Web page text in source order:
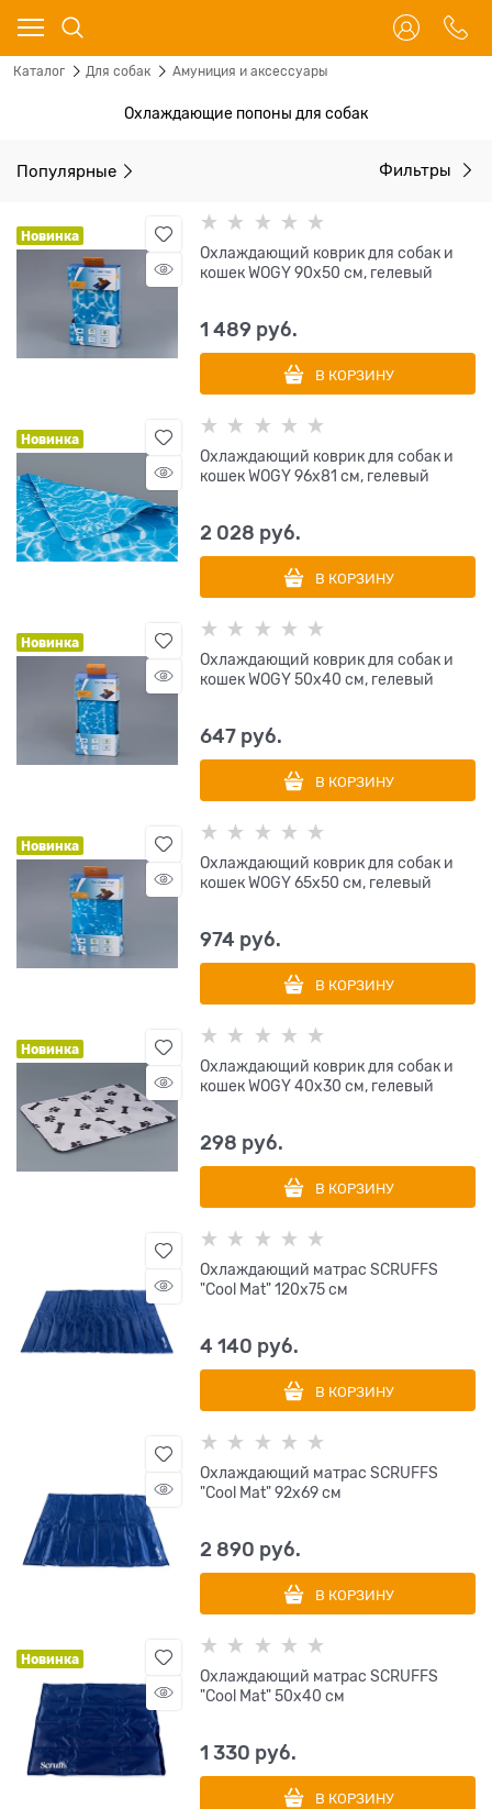
Каталог Для собак Амуниция и аксессуары
Охлаждающие попоны для собак
Популярные Фильтры
Новинка
Охлаждающий коврик для собак и
кошек WOGY 90х50 см, гелевый
1 489 руб.
В КОРЗИНУ
Новинка
Охлаждающий коврик для собак и
кошек WOGY 96х81 см, гелевый
2 028 руб.
В КОРЗИНУ
Новинка
Охлаждающий коврик для собак и
кошек WOGY 50х40 см, гелевый
647 руб.
В КОРЗИНУ
Новинка
Охлаждающий коврик для собак и
кошек WOGY 65х50 см, гелевый
974 руб.
В КОРЗИНУ
Новинка
Охлаждающий коврик для собак и
кошек WOGY 40х30 см, гелевый
298 руб.
В КОРЗИНУ
Охлаждающий матрас SCRUFFS
"Cool Mat" 120х75 см
4 140 руб.
В КОРЗИНУ
Охлаждающий матрас SCRUFFS
"Cool Mat" 92х69 см
2 890 руб.
В КОРЗИНУ
Новинка
Охлаждающий матрас SCRUFFS
"Cool Mat" 50х40 см
1 330 руб.
В КОРЗИНУ